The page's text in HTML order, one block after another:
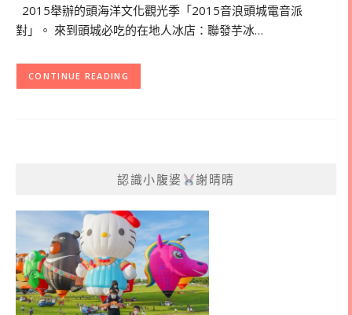
2015舉辦的頭海洋文化觀光季「2015音浪頭城電音派
對」。 來到頭城必吃的在地人冰店：聯發芋冰…
CONTINUE READING
認識小腹婆 謝晴晴